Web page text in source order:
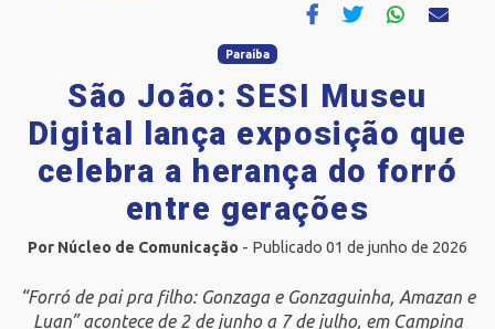
Paraíba
São João: SESI Museu
Digital lança exposição que
celebra a herança do forró
entre gerações
Por Núcleo de Comunicação - Publicado 01 de junho de 2026
“Forró de pai pra filho: Gonzaga e Gonzaguinha, Amazan e
Luan” acontece de 2 de junho a 7 de julho, em Campina